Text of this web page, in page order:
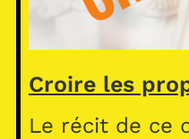
Croire les
Le récit de ce